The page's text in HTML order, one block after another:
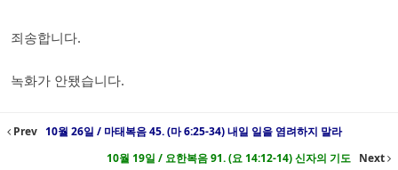
죄송합니다.
녹화가 안됐습니다.
Prev 10월 26일 / 마태복음 45. (마 6:25-34) 내일 일을 염려하지 말라
10월 19일 / 요한복음 91. (요 14:12-14) 신자의 기도 Next